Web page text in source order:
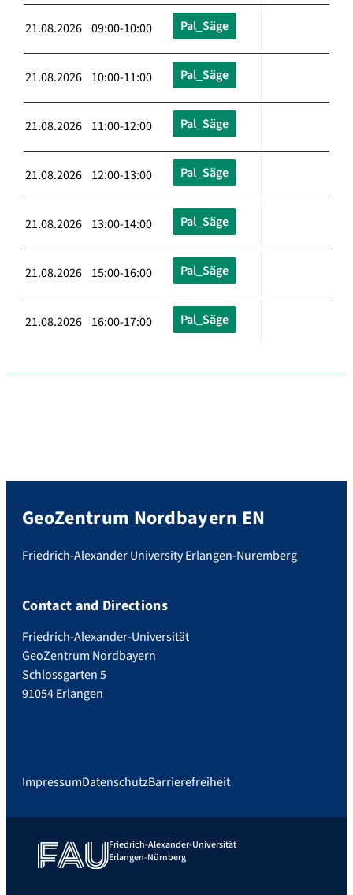
21.08.2026 09:00-10:00 Pal_Säge
21.08.2026 10:00-11:00 Pal_Säge
21.08.2026 11:00-12:00 Pal_Säge
21.08.2026 12:00-13:00 Pal_Säge
21.08.2026 13:00-14:00 Pal_Säge
21.08.2026 15:00-16:00 Pal_Säge
21.08.2026 16:00-17:00 Pal_Säge
GeoZentrum Nordbayern EN
Friedrich-Alexander University Erlangen-Nuremberg
Contact and Directions
Friedrich-Alexander-Universität
GeoZentrum Nordbayern
Schlossgarten 5
91054 Erlangen
ImpressumDatenschutzBarrierefreiheit
Friedrich-Alexander-Universität
Erlangen-Nürnberg